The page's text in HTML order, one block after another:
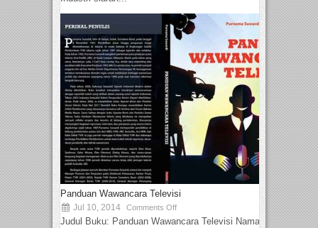
Panduan Wawancara Televisi
Jul 10, 2014 Comments Off
Judul Buku: Panduan Wawancara Televisi Nama